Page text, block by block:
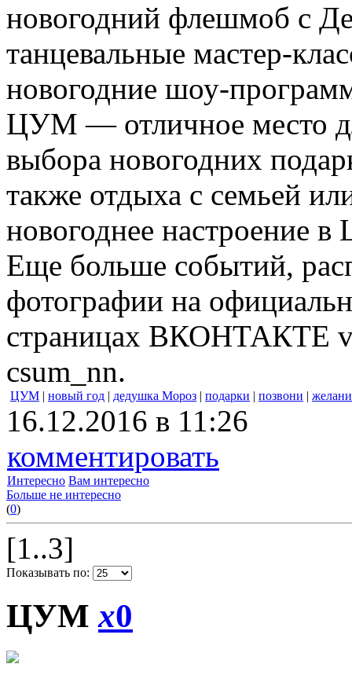
новогодний флешмоб с
танцевальные мастер-
новогодние шоу-
ЦУМ — отличное место
выбора новогодних
также отдыха с семьей
новогоднее настроение
Еще больше событий,
фотографии на
страницах ВКОНТАКТЕ
csum_nn.
ЦУМ | новый год | дедушка Мороз | подарки | позвони |
16.12.2016 в 11:26
комментировать
Интересно Вам интересно
Больше не интересно
(0)
[1..3]
Показывать по:
ЦУМx0